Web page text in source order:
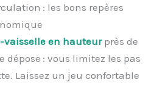
: les bons repères
vaisselle en hauteurprès de
dépose : vous limitez les pas
Laissez un jeu confortable